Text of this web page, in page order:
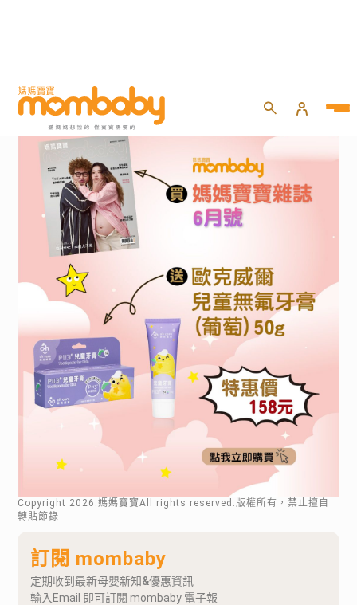
Copyright 2026 .媽媽寶寶All rights reserved.版權所有，禁止擅自
轉貼節錄
訂閱 mombaby
定期收到最新母嬰新知&優惠資訊
輸入Email 即可訂閱 mombaby 電子報